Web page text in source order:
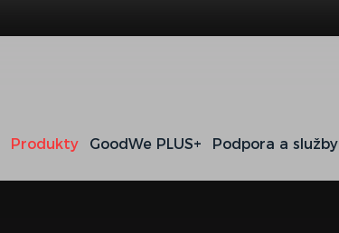
Produkty GoodWe PLUS+ Podpora a služby